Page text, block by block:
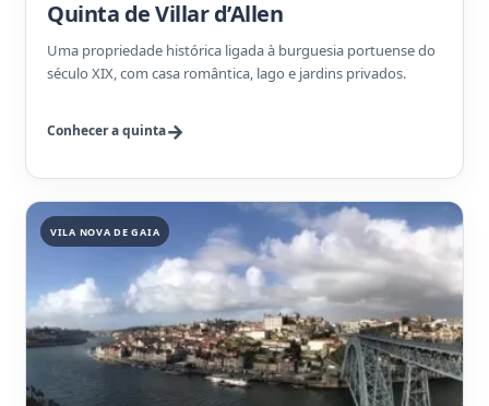
Quinta de Villar d’Allen
Uma propriedade histórica ligada à burguesia portuense do
século XIX, com casa romântica, lago e jardins privados.
Conhecer a quinta
VILA NOVA DE GAIA